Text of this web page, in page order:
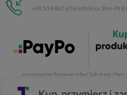
+48 534 865 656 Infolinia: Pon-Pt
C.H. Respan, Rejtana 53a/250
35-326 Rzeszów
rozpowszechnianie zdjęć lub treści bez